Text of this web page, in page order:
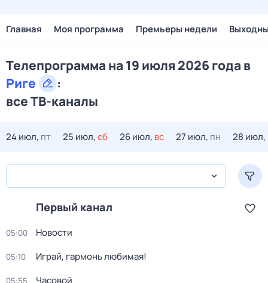
Главная Моя программа Премьеры недели
Телепрограмма на 19 июля 2026 года в
Риге
:
все ТВ-каналы
24 июл, пт 25 июл,сб 26 июл, вс 27 июл, пн 28 июл,
Первый канал
05:00 Новости
05:10 Играй, гармонь любимая!
05:55 Часовой